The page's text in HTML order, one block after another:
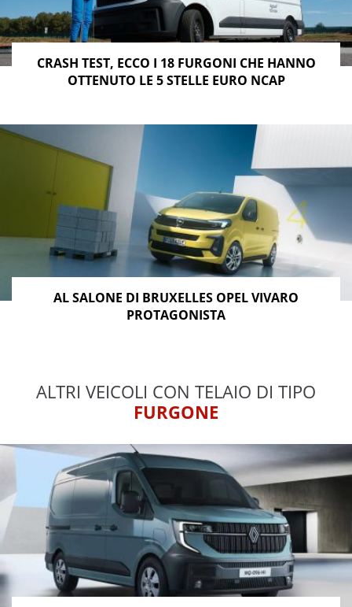
CRASH TEST, ECCO I 18 FURGONI CHE HANNO
OTTENUTO LE 5 STELLE EURO NCAP
AL SALONE DI BRUXELLES OPEL VIVARO
PROTAGONISTA
ALTRI VEICOLI CON TELAIO DI TIPO
FURGONE